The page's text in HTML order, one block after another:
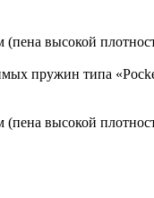
(пена высокой
пружин типа
(пена высокой